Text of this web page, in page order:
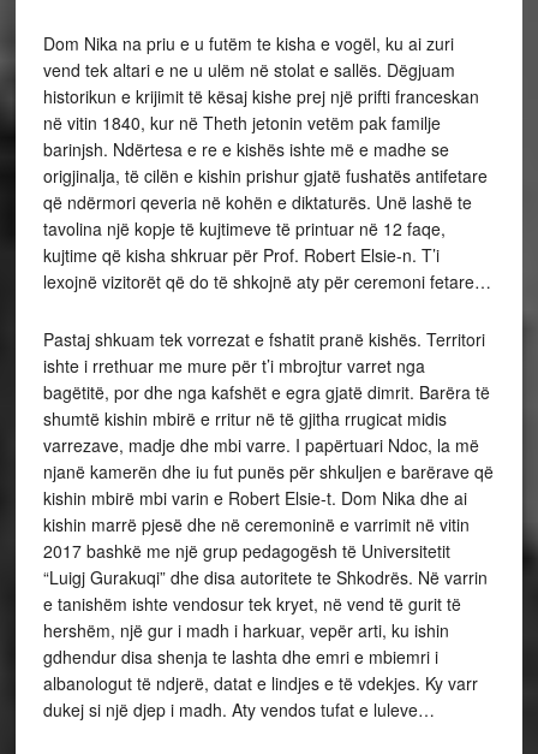
Dom Nika na priu e u futëm te kisha e vogël, ku ai zuri
vend tek altari e ne u ulëm në stolat e sallës. Dëgjuam
historikun e krijimit të kësaj kishe prej një prifti franceskan
në vitin 1840, kur në Theth jetonin vetëm pak familje
barinjsh. Ndërtesa e re e kishës ishte më e madhe se
origjinalja, të cilën e kishin prishur gjatë fushatës antifetare
që ndërmori qeveria në kohën e diktaturës. Unë lashë te
tavolina një kopje të kujtimeve të printuar në 12 faqe,
kujtime që kisha shkruar për Prof. Robert Elsie-n. T’i
lexojnë vizitorët që do të shkojnë aty për ceremoni fetare…
Pastaj shkuam tek vorrezat e fshatit pranë kishës. Territori
ishte i rrethuar me mure për t’i mbrojtur varret nga
bagëtitë, por dhe nga kafshët e egra gjatë dimrit. Barëra të
shumtë kishin mbirë e rritur në të gjitha rrugicat midis
varrezave, madje dhe mbi varre. I papërtuari Ndoc, la më
njanë kamerën dhe iu fut punës për shkuljen e barërave që
kishin mbirë mbi varin e Robert Elsie-t. Dom Nika dhe ai
kishin marrë pjesë dhe në ceremoninë e varrimit në vitin
2017 bashkë me një grup pedagogësh të Universitetit
“Luigj Gurakuqi” dhe disa autoritete te Shkodrës. Në varrin
e tanishëm ishte vendosur tek kryet, në vend të gurit të
hershëm, një gur i madh i harkuar, vepër arti, ku ishin
gdhendur disa shenja te lashta dhe emri e mbiemri i
albanologut të ndjerë, datat e lindjes e të vdekjes. Ky varr
dukej si një djep i madh. Aty vendos tufat e luleve…